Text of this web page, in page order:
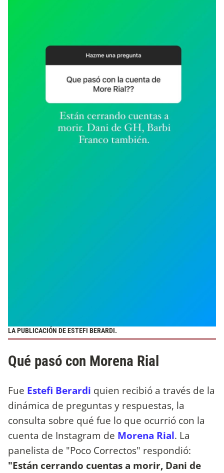
LA PUBLICACIÓN DE ESTEFI BERARDI.
Qué pasó con Morena Rial
Fue Estefi Berardi quien recibió a través de la
dinámica de preguntas y respuestas, la
consulta sobre qué fue lo que ocurrió con la
cuenta de Instagram de Morena Rial. La
panelista de "Poco Correctos" respondió:
"Están cerrando cuentas a morir, Dani de